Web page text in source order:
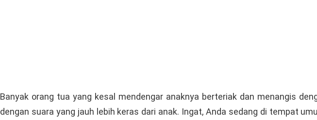
Banyak orang tua yang kesal mendengar anaknya berteriak dan menangis
dengan suara yang jauh lebih keras dari anak. Ingat, Anda sedang di tempat